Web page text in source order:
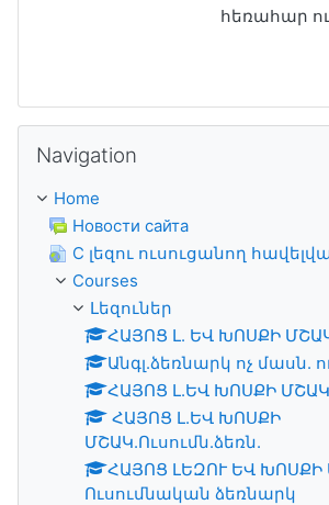
հեռահար
Navigation
Home
Новости сайта
C լեզու ուսուցանող
Courses
Լեզուներ
ՀԱՅՈՑ Լ. ԵՎ ԽՈՍՔԻ
Անգլ.ձեռնարկ ոչ մասն.
ՀԱՅՈՑ Լ.ԵՎ ԽՈՍՔԻ
ՀԱՅՈՑ Լ.ԵՎ ԽՈՍՔԻ
ՄՇԱԿ.Ուսումն.ձեռն.
ՀԱՅՈՑ ԼԵԶՈՒ ԵՎ
Ուսումնական ձեռնարկ